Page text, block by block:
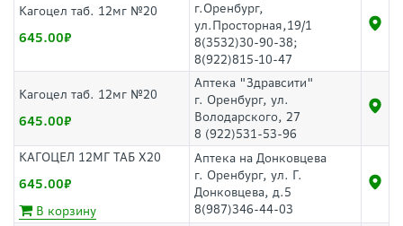
Кагоцел таб. 12мг №20
645.00
г.Оренбург,
ул.Просторная,19/1
8(3532)30-90-38;
8(922)815-10-47
Кагоцел таб. 12мг №20
645.00
Аптека "Здравсити"
г. Оренбург, ул.
Володарского, 27
8 (922)531-53-96
КАГОЦЕЛ 12МГ ТАБ Х20
645.00
В корзину
Аптека на Донковцева
г. Оренбург, ул. Г.
Донковцева, д.5
8(987)346-44-03